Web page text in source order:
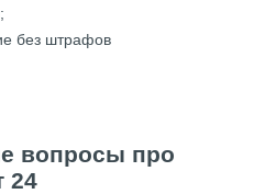
без штрафов
вопросы про
24